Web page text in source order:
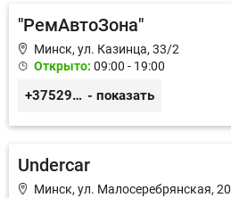
"РемАвтоЗона"
Минск, ул. Казинца, 33/2
Открыто: 09:00 - 19:00
+375296664945, +375295676745, +375291211015 - показать
Undercar
Минск, ул. Малосеребрянская, 20